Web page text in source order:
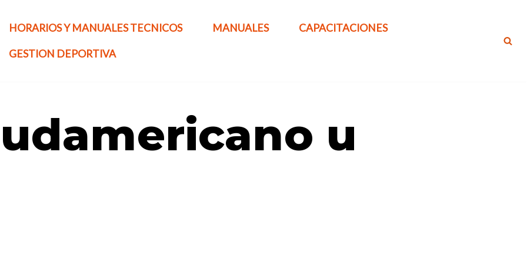
HORARIOS Y MANUALES TECNICOS MANUALES CAPACITACIONES
GESTION DEPORTIVA
u